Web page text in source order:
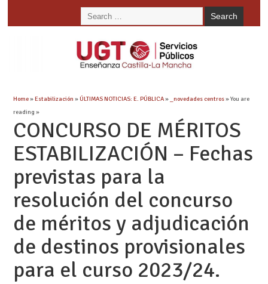
Home»Estabilización »ÚLTIMAS NOTICIAS: E. PÚBLICA» _novedades centros» You are
reading »
CONCURSO DE MÉRITOS
ESTABILIZACIÓN – Fechas
previstas para la
resolución del concurso
de méritos y adjudicación
de destinos provisionales
para el curso 2023/24.